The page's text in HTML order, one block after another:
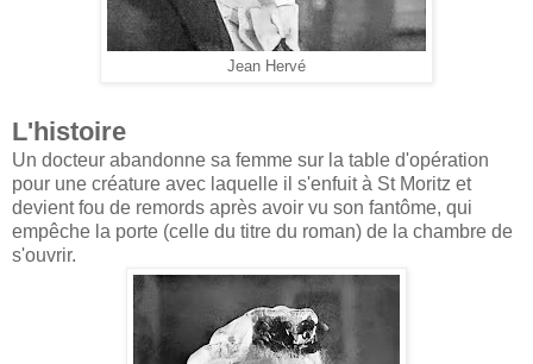
Jean Hervé
L'histoire
Un docteur abandonne sa femme sur la table d'opération
pour une créature avec laquelle il s'enfuit à St Moritz et
devient fou de remords après avoir vu son fantôme, qui
empêche la porte (celle du titre du roman) de la chambre de
s'ouvrir.